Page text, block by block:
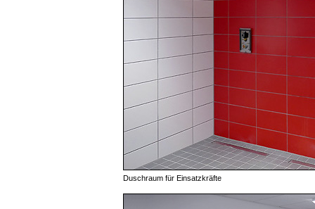
Duschraum für Einsatzkräfte